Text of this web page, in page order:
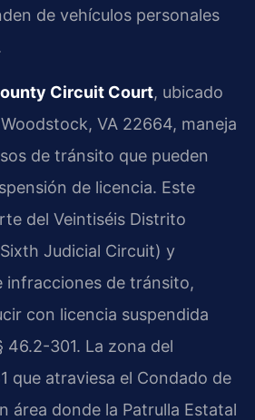
de vehículos personales
Circuit Court, ubicado
VA 22664, maneja
de tránsito que pueden
de licencia. Este
del Veintiséis Distrito
Judicial Circuit) y
infracciones de tránsito,
con licencia suspendida
46.2-301. La zona del
que atraviesa el Condado de
área donde la Patrulla Estatal